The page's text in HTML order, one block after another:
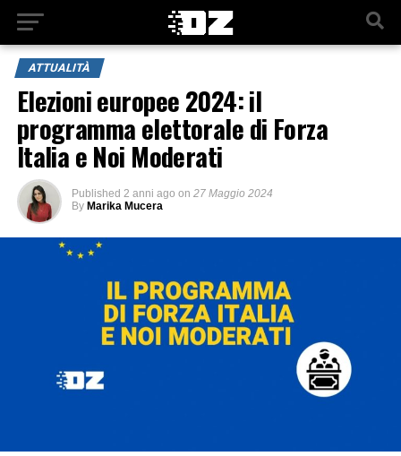
ATTUALITÀ
Elezioni europee 2024: il
programma elettorale di Forza
Italia e Noi Moderati
Published 2 anni ago on 27 Maggio 2024
By Marika Mucera